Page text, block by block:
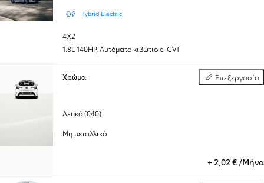
Hybrid Electric
4X2
1.8L 140HP, Αυτόματο κιβώτιο e-CVT
Χρώμα Επεξεργασία
Χρώμα
Λευκό (040)
Μη μεταλλικό
+2,02 € /Μήνα